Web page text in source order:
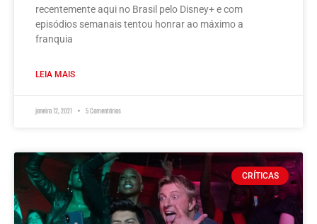
recentemente aqui no Brasil pelo Disney+ e com
episódios semanais tentou honrar ao máximo a
franquia
LEIA MAIS
janeiro 12, 2021 5 Comentários
CRÍTICAS